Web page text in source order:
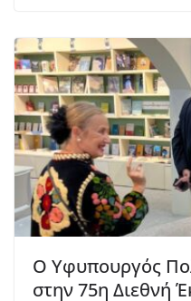
O Υφυπουργός
στην 75η Διεθνή